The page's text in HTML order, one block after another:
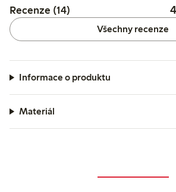
Recenze (14)
Všechny recenze
Informace o produktu
Materiál